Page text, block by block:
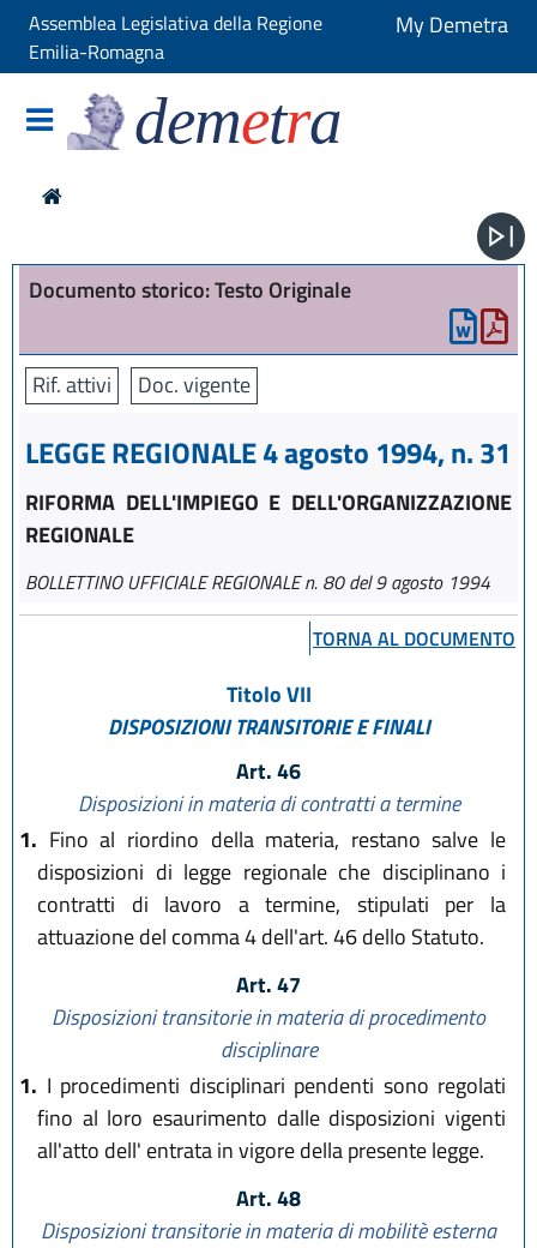
Assemblea Legislativa della Regione
Emilia-Romagna
My Demetra
demetra
Documento storico: Testo Originale
Rif. attivi Doc. vigente
LEGGE REGIONALE 4 agosto 1994, n. 31
RIFORMA DELL'IMPIEGO E DELL'ORGANIZZAZIONE
REGIONALE
BOLLETTINO UFFICIALE REGIONALE n. 80 del 9 agosto 1994
TORNA AL DOCUMENTO
Titolo VII
DISPOSIZIONI TRANSITORIE E FINALI
Art. 46
Disposizioni in materia di contratti a termine
1. Fino al riordino della materia, restano salve le
disposizioni di legge regionale che disciplinano i
contratti di lavoro a termine, stipulati per la
attuazione del comma 4 dell'art. 46 dello Statuto.
Art. 47
Disposizioni transitorie in materia di procedimento
disciplinare
1. I procedimenti disciplinari pendenti sono regolati
fino al loro esaurimento dalle disposizioni vigenti
all'atto dell' entrata in vigore della presente legge.
Art. 48
Disposizioni transitorie in materia di mobilitè esterna